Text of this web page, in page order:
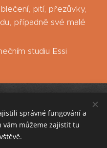
pití, přezůvky,
případně své malé
studiu Essi
Bazén- dle kurzů/
správné fungování a
vám můžeme zajistit tu